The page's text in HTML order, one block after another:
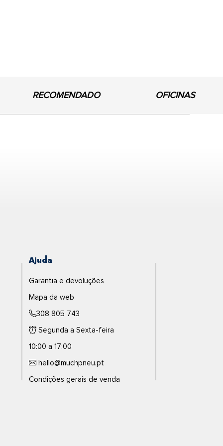
RECOMENDADO OFICINAS
Ajuda
Garantia e devoluções
Mapa da web
308 805 743
Segunda a Sexta-feira
10:00 a 17:00
hello@muchpneu.pt
Condições gerais de venda